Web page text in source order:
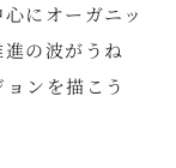
にオーガニッ
の波がうね
ンを描こう